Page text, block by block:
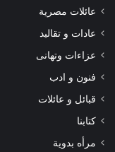
عائلات مصرية
عادات و تقاليد
عزاءات وتهانى
فنون و ادب
قبائل و عائلات
كتابنا
مرأه بدوية